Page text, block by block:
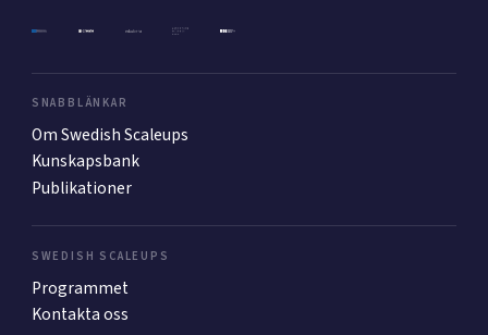
SNABBLÄNKAR
Om Swedish Scaleups
Kunskapsbank
Publikationer
SWEDISH SCALEUPS
Programmet
Kontakta oss